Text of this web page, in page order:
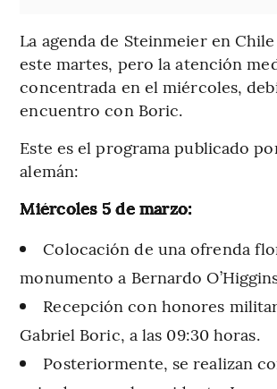
La agenda de Steinmeier en
este martes, pero la atención
concentrada en el miércoles,
encuentro con Boric.
Este es el programa publicado
alemán:
Miércoles 5 de marzo:
Colocación de una ofrenda
monumento a Bernardo
Recepción con honores
Gabriel Boric, a las 09:30 horas.
Posteriormente, se realizan